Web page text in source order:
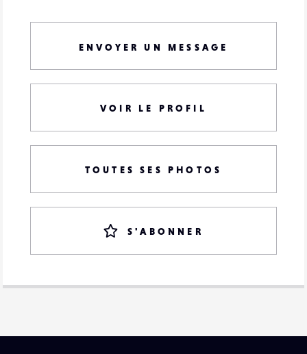
ENVOYER UN MESSAGE
VOIR LE PROFIL
TOUTES SES PHOTOS
S'ABONNER